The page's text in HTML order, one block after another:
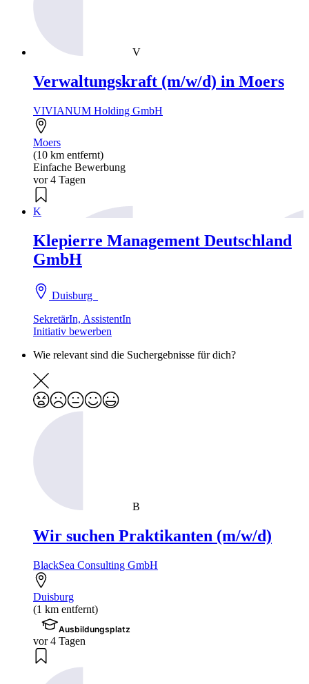
V
Verwaltungskraft (m/w/d) in Moers
VIVIANUM Holding GmbH
Moers
(10 km entfernt)
Einfache Bewerbung
vor 4 Tagen
K
Klepierre Management Deutschland
GmbH
Duisburg
SekretärIn, AssistentIn
Initiativ bewerben
Wie relevant sind die Suchergebnisse für dich?
B
Wir suchen Praktikanten (m/w/d)
BlackSea Consulting GmbH
Duisburg
(1 km entfernt)
Ausbildungsplatz
vor 4 Tagen